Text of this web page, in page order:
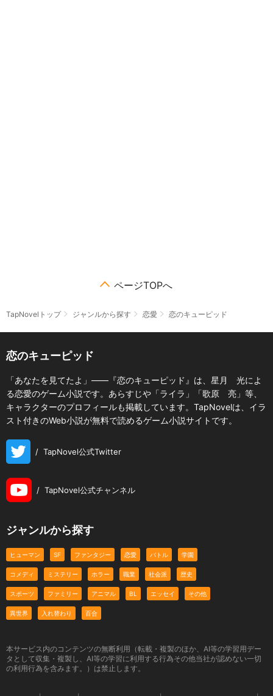
ページTOPへ
TapNovelトップ ジャンルから探す 恋愛 恋のキューピッド
恋のキューピッド
「あなたを見てたよ」――『恋のキューピッド』は、星月 光によ
る恋愛のゲーム小説です。あらすじや「ライラ」「歌原 亮」等、
キャラクターのプロフィールも掲載しています。TapNovelは、イラ
スト付きのWeb小説が無料で読めるゲーム小説サイトです。
/ TapNovel公式Twitter
/ TapNovel公式チャンネル
ジャンルから探す
ヒューマン SF ファンタジー 恋愛 バトル 学園
コメディ ミステリー ホラー 職業 社会派 歴史
スポーツ ファミリー アニマル BL エッセイ その他
異世界 入れ替わり 百合
本サービス内のコンテンツの無断利用（転載・複製のほか、AI等の学習用デー
タとして収集・複製し、AI等の学習に利用する行為その他当社が認めない一切
の利用行為を含みます。）は禁止します。